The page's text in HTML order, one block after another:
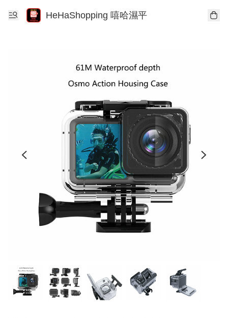
HeHaShopping 嘻哈濕平